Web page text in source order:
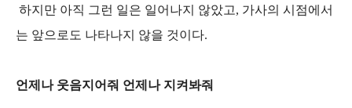
하지만 아직 그런 일은 일어나지 않았고, 가사의 시점에서
는 앞으로도 나타나지 않을 것이다.
언제나 웃음지어줘 언제나 지켜봐줘